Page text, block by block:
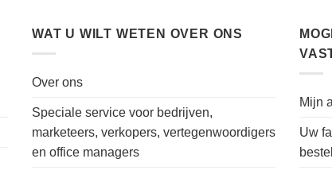
WAT U WILT WETEN OVER ONS
Over ons
Speciale service voor bedrijven,
marketeers, verkopers, vertegenwoordigers
en office managers
Mijn
Uw